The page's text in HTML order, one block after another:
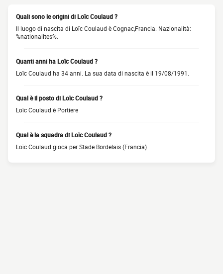
Quali sono le origini di Loïc Coulaud ?
Il luogo di nascita di Loïc Coulaud è Cognac,Francia. Nazionalità:
%nationalites%.
Quanti anni ha Loïc Coulaud ?
Loïc Coulaud ha 34 anni. La sua data di nascita è il 19/08/1991.
Qual è il posto di Loïc Coulaud ?
Loïc Coulaud è Portiere
Qual è la squadra di Loïc Coulaud ?
Loïc Coulaud gioca per Stade Bordelais (Francia)